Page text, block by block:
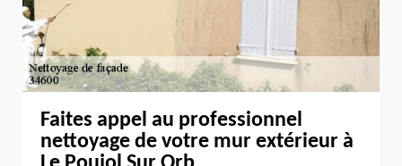
Faites appel au professionnel
nettoyage de votre mur extérieur à